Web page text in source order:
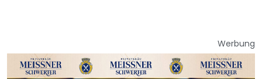
Werbung